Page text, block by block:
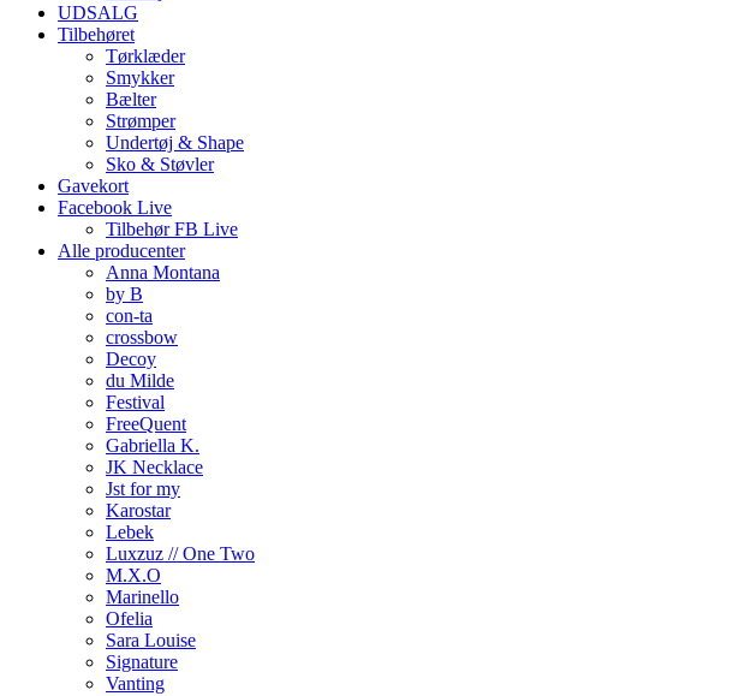
UDSALG
Tilbehøret
Tørklæder
Smykker
Bælter
Strømper
Undertøj & Shape
Sko & Støvler
Gavekort
Facebook Live
Tilbehør FB Live
Alle producenter
Anna Montana
by B
con-ta
crossbow
Decoy
du Milde
Festival
FreeQuent
Gabriella K.
JK Necklace
Jst for my
Karostar
Lebek
Luxzuz // One Two
M.X.O
Marinello
Ofelia
Sara Louise
Signature
Vanting